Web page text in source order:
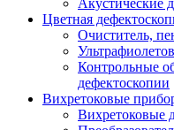
Акустические
Цветная
Очиститель,
Контрольные
дефектоскопии
Вихретоковые
Вихретоковые